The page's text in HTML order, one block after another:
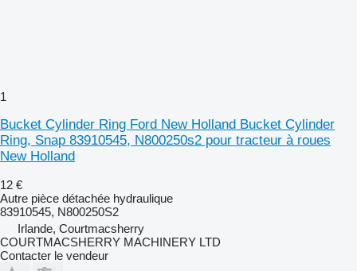
1
Bucket Cylinder Ring Ford New Holland Bucket Cylinder
Ring, Snap 83910545, N800250s2 pour tracteur à roues
New Holland
12 €
Autre pièce détachée hydraulique
83910545, N800250S2
Irlande, Courtmacsherry
COURTMACSHERRY MACHINERY LTD
Contacter le vendeur